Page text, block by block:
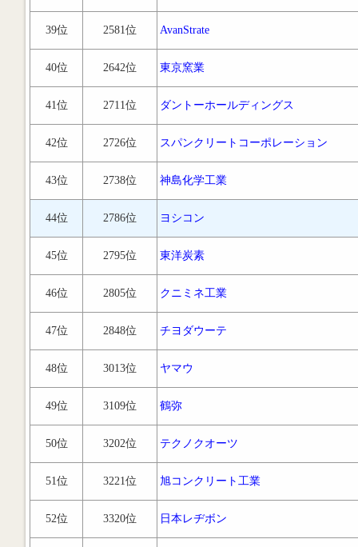
39位 2581位 AvanStrate
40位 2642位 東京窯業
41位 2711位 ダントーホールディングス
42位 2726位 スパンクリートコーポレーション
43位 2738位 神島化学工業
44位 2786位 ヨシコン
45位 2795位 東洋炭素
46位 2805位 クニミネ工業
47位 2848位 チヨダウーテ
48位 3013位 ヤマウ
49位 3109位 鶴弥
50位 3202位 テクノクオーツ
51位 3221位 旭コンクリート工業
52位 3320位 日本レヂボン